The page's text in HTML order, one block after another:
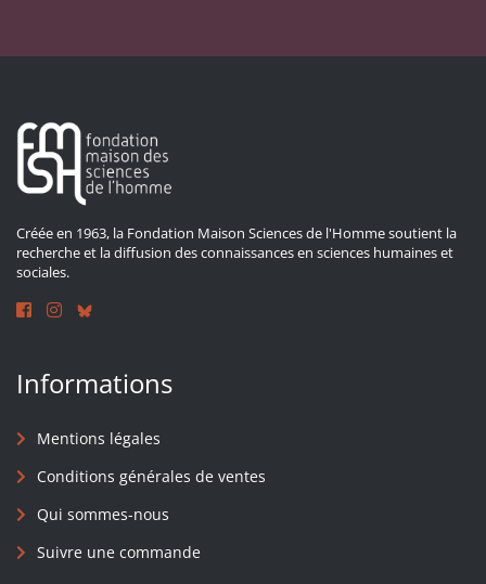
Créée en 1963, la Fondation Maison Sciences de l'Homme soutient la
recherche et la diffusion des connaissances en sciences humaines et
sociales.
Informations
Mentions légales
Conditions générales de ventes
Qui sommes-nous
Suivre une commande